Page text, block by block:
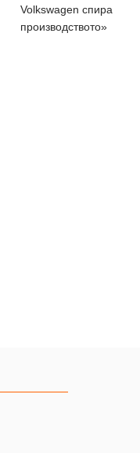
Volkswagen спира
производството»